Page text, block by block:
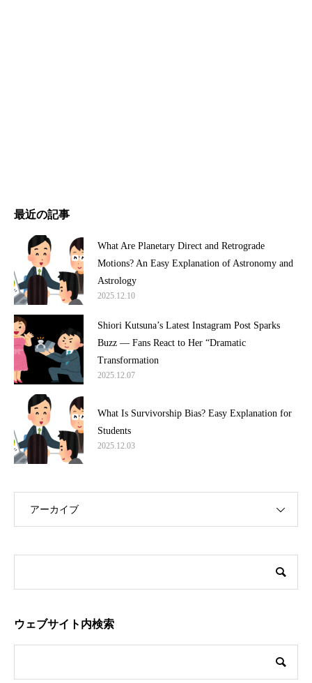
最近の記事
What Are Planetary Direct and Retrograde
Motions? An Easy Explanation of Astronomy and
Astrology
2025.12.10
Shiori Kutsuna’s Latest Instagram Post Sparks
Buzz — Fans React to Her “Dramatic
Transformation
2025.12.07
What Is Survivorship Bias? Easy Explanation for
Students
2025.12.03
アーカイブ
ウェブサイト内検索